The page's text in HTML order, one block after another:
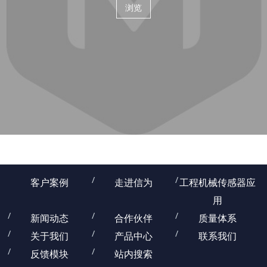
浏览
客户案例 走进信为
工程机械传感器应
用
新闻动态
合作伙伴
质量体系
关于我们
产品中心
联系我们
反馈模块
站内搜索